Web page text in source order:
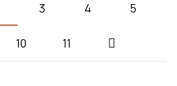
3 4 5
10 11